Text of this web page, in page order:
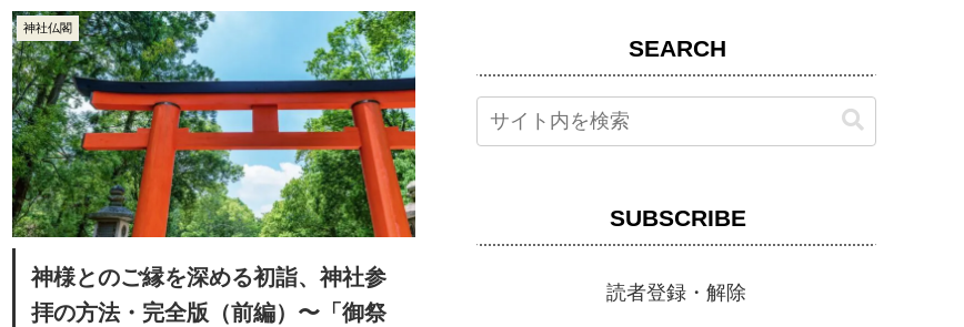
神社仏閣
神様とのご縁を深める初詣、神社参
拝の方法・完全版（前編）〜「御祭
SEARCH
SUBSCRIBE
読者登録・解除